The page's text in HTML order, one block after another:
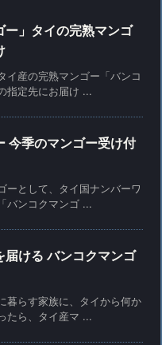
ー」タイの完熟マンゴ
イ産の完熟マンゴー「バンコ
指定先にお届け ...
今季のマンゴー受け付
ーとして、タイ国ナンバーワ
バンコクマンゴ ...
届ける バンコクマンゴ
暮らす家族に、タイから何か
たら、タイ産マ ...